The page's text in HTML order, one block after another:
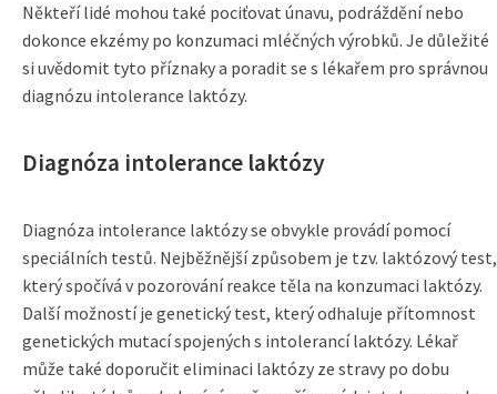
Někteří lidé mohou také pociťovat únavu, podráždění nebo
dokonce ekzémy po konzumaci mléčných výrobků. Je důležité
si uvědomit tyto příznaky a poradit se s lékařem pro správnou
diagnózu intolerance laktózy.
Diagnóza intolerance laktózy
Diagnóza intolerance laktózy se obvykle provádí pomocí
speciálních testů. Nejběžnější způsobem je tzv. laktózový test,
který spočívá v pozorování reakce těla na konzumaci laktózy.
Další možností je genetický test, který odhaluje přítomnost
genetických mutací spojených s intolerancí laktózy. Lékař
může také doporučit eliminaci laktózy ze stravy po dobu